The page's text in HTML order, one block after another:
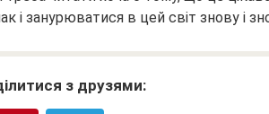
і занурюватися в цей світ знову і
з друзями: